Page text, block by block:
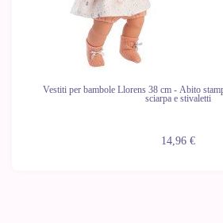
Vestiti per bambole Llorens 38 cm - Abito
sciarpa e stivaletti
14,96 €